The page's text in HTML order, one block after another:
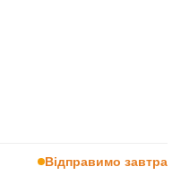
Відправимо завтра